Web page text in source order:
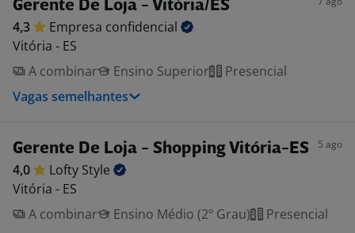
Gerente De Loja - Vitória/ES
4,3 Empresa confidencial
Vitória - ES
A combinar
Ensino Superior
Presencial
Vagas semelhantes
Gerente De Loja - Shopping Vitória-ES 5 ago
4,0 Lofty Style
Vitória - ES
A combinar
Ensino Médio (2º Grau) Presencial